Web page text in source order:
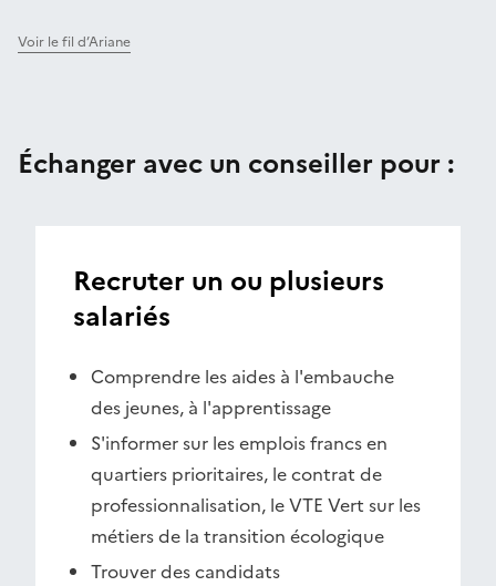
Voir le fil d’Ariane
Échanger avec un conseiller pour :
Recruter un ou plusieurs
salariés
Comprendre les aides à l'embauche
des jeunes, à l'apprentissage
S'informer sur les emplois francs en
quartiers prioritaires, le contrat de
professionnalisation, le VTE Vert sur les
métiers de la transition écologique
Trouver des candidats